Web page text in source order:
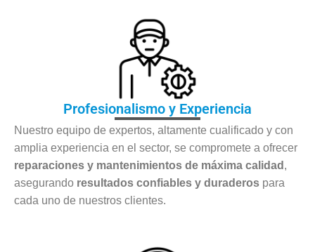
Profesionalismo y Experiencia
Nuestro equipo de expertos, altamente cualificado y con
amplia experiencia en el sector, se compromete a ofrecer
reparaciones y mantenimientos de máxima calidad ,
asegurando resultados confiables y duraderos para
cada uno de nuestros clientes.